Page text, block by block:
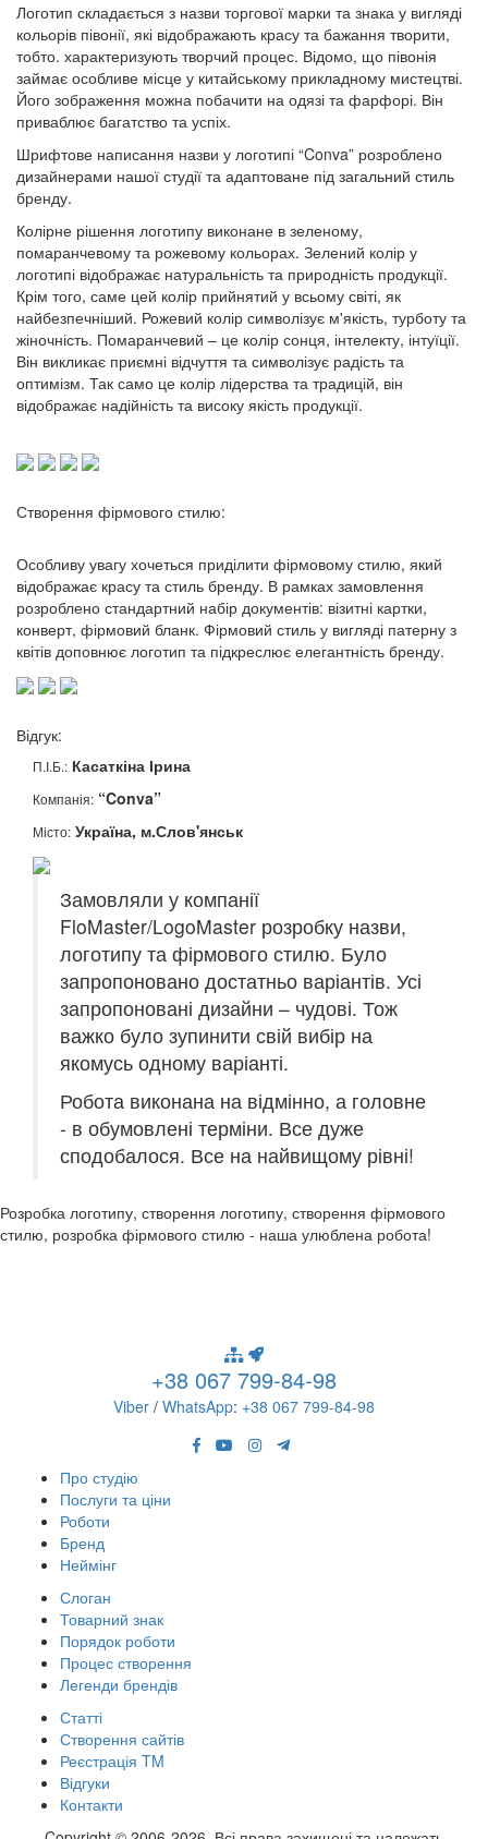
Логотип складається з назви торгової марки та знака у вигляді
кольорів півонії, які відображають красу та бажання творити,
тобто. характеризують творчий процес. Відомо, що півонія
займає особливе місце у китайському прикладному мистецтві.
Його зображення можна побачити на одязі та фарфорі. Він
приваблює багатство та успіх.
Шрифтове написання назви у логотипі “Conva” розроблено
дизайнерами нашої студії та адаптоване під загальний стиль
бренду.
Колірне рішення логотипу виконане в зеленому,
помаранчевому та рожевому кольорах. Зелений колір у
логотипі відображає натуральність та природність продукції.
Крім того, саме цей колір прийнятий у всьому світі, як
найбезпечніший. Рожевий колір символізує м'якість, турботу та
жіночність. Помаранчевий – це колір сонця, інтелекту, інтуїції.
Він викликає приємні відчуття та символізує радість та
оптимізм. Так само це колір лідерства та традицій, він
відображає надійність та високу якість продукції.
Створення фірмового стилю:
Особливу увагу хочеться приділити фірмовому стилю, який
відображає красу та стиль бренду. В рамках замовлення
розроблено стандартний набір документів: візитні картки,
конверт, фірмовий бланк. Фірмовий стиль у вигляді патерну з
квітів доповнює логотип та підкреслює елегантність бренду.
Відгук:
П.І.Б.: Касаткіна Ірина
Компанія: “Conva”
Місто: Україна, м.Слов'янськ
Замовляли у компанії
FloMaster/LogoMaster розробку назви,
логотипу та фірмового стилю. Було
запропоновано достатньо варіантів. Усі
запропоновані дизайни – чудові. Тож
важко було зупинити свій вибір на
якомусь одному варіанті.
Робота виконана на відмінно, а головне
- в обумовлені терміни. Все дуже
сподобалося. Все на найвищому рівні!
Розробка логотипу, створення логотипу, створення фірмового
стилю, розробка фірмового стилю - наша улюблена робота!
+38 067 799-84-98
Viber / WhatsApp: +38 067 799-84-98
Про студію
Послуги та ціни
Роботи
Бренд
Неймінг
Слоган
Товарний знак
Порядок роботи
Процес створення
Легенди брендів
Статті
Створення сайтів
Реєстрація TM
Відгуки
Контакти